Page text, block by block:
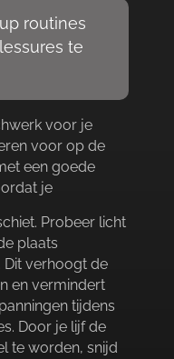
routines
te
voor je
voor op de
een goede
je
Probeer licht
plaats
Dit verhoogt de
en vermindert
tijdens
Door je lijf de
te worden, snijd